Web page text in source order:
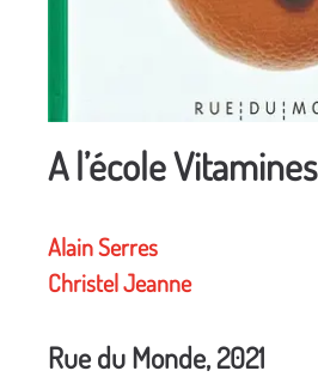
A l’école Vitamines
Alain Serres
Christel Jeanne
Rue du Monde, 2021